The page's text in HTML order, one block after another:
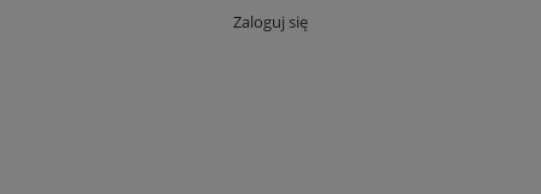
Zaloguj się